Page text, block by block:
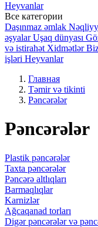
Heyvanlar
Все категории
Daşınmaz əmlak
əşyalar Uşaq dünyası
və istirahət Xidmətlər
işləri Heyvanlar
Главная
Təmir və tikinti
Pəncərələr
Pəncərələr
Plastik pəncərələr
Taxta pəncərələr
Pəncərə altlıqları
Barmaqlıqlar
Karnizlər
Ağcaqanad torları
Digər pəncərələr və